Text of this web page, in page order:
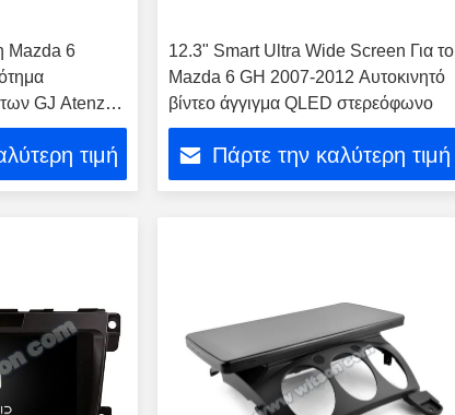
Mazda 6
GJ Atenza
τιμή
12.3" Smart Ultra Wide Screen Για το
Mazda 6 GH 2007-2012 Αυτοκινητό
βίντεο άγγιγμα QLED στερεόφωνο
Πάρτε την καλύτερη τιμή